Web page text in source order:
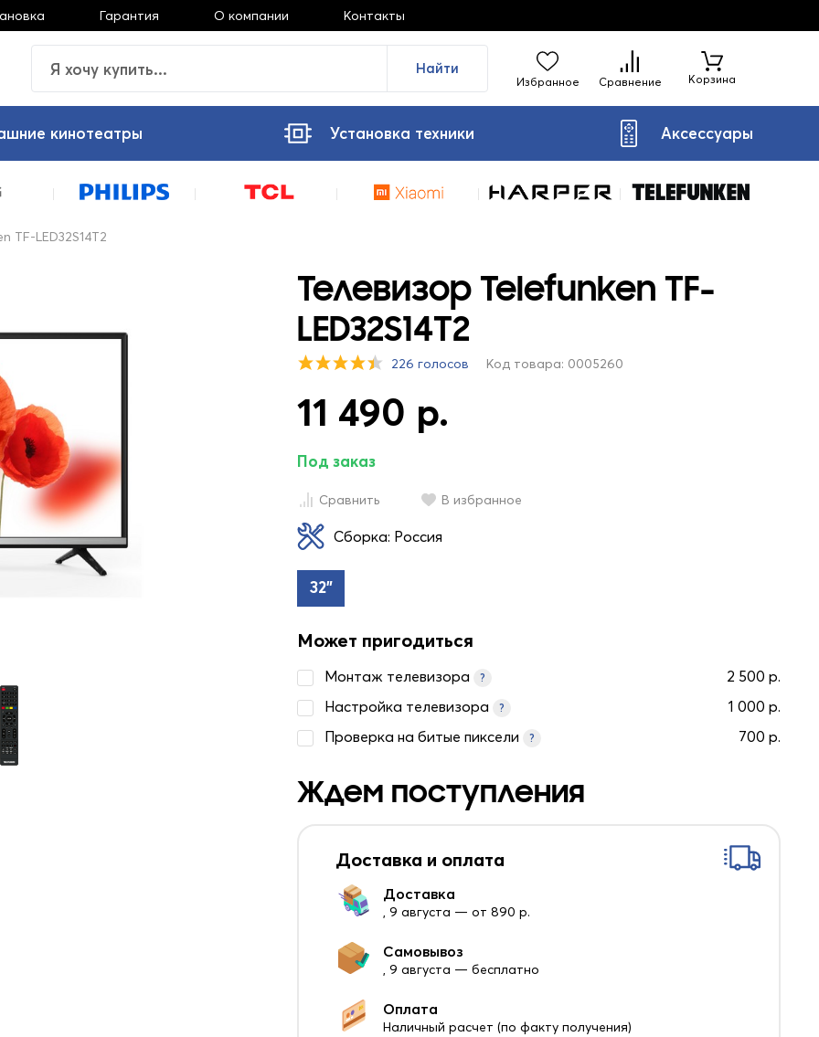
Гарантия О компании Контакты
Найти
Избранное Сравнение Корзина
кинотеатры Установка техники Аксессуары
TF-LED32S14T2
Телевизор Telefunken TF-
LED32S14T2
226 голосов Код товара: 0005260
11 490 р.
Под заказ
Сравнить В избранное
Сборка: Россия
32"
Может пригодиться
Монтаж телевизора ?
2 500 р.
Настройка телевизора
?
1 000 р.
Проверка на битые пиксели
? 700 р.
Ждем поступления
Доставка и оплата
Доставка
, 9 августа — от 890 р.
Самовывоз
, 9 августа — бесплатно
Оплата
Наличный расчет (по факту получения)